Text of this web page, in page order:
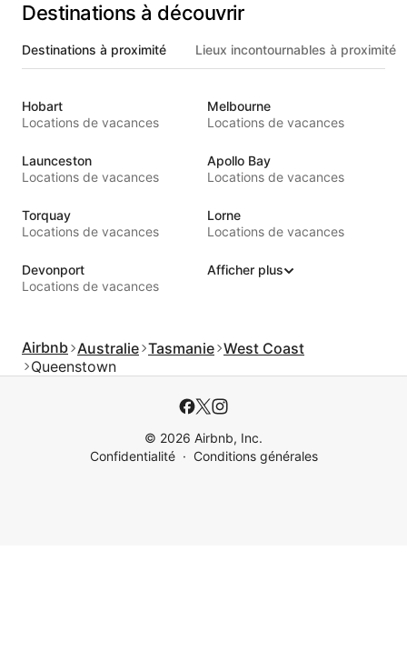
Destinations à découvrir
Destinations à proximité Lieux incontournables à proximité
Hobart
Locations de vacances
Melbourne
Locations de vacances
Launceston
Locations de vacances
Apollo Bay
Locations de vacances
Torquay
Locations de vacances
Lorne
Locations de vacances
Devonport
Locations de vacances
Afficher plus
Airbnb Australie Tasmanie West Coast
Queenstown
© 2026 Airbnb, Inc.
Confidentialité
Conditions générales